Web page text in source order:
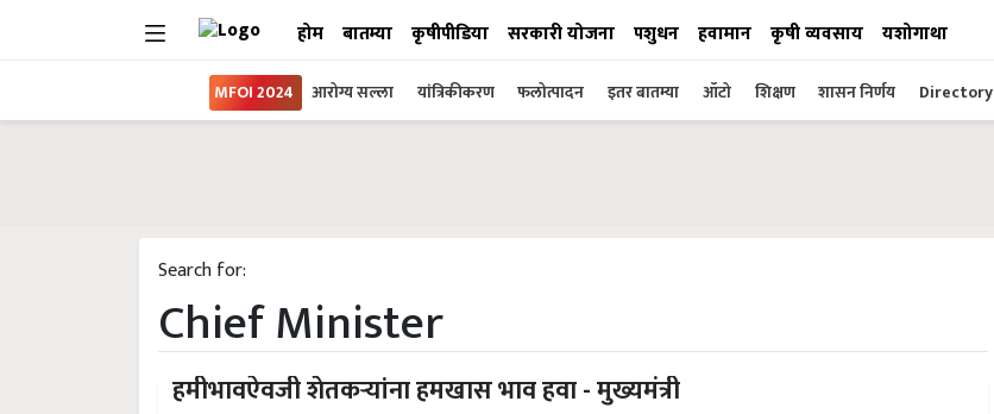
होम बातम्या कृषीपीडिया सरकारी योजना पशुधन हवामान कृषी व्यवसाय यशोगाथा
MFOI 2024 आरोग्य सल्ला यांत्रिकीकरण फलोत्पादन इतर बातम्या ऑटो शिक्षण शासन निर्णय Directory
Search for:
Chief Minister
हमीभावऐवजी शेतकऱ्यांना हमखास भाव हवा - मुख्यमंत्री